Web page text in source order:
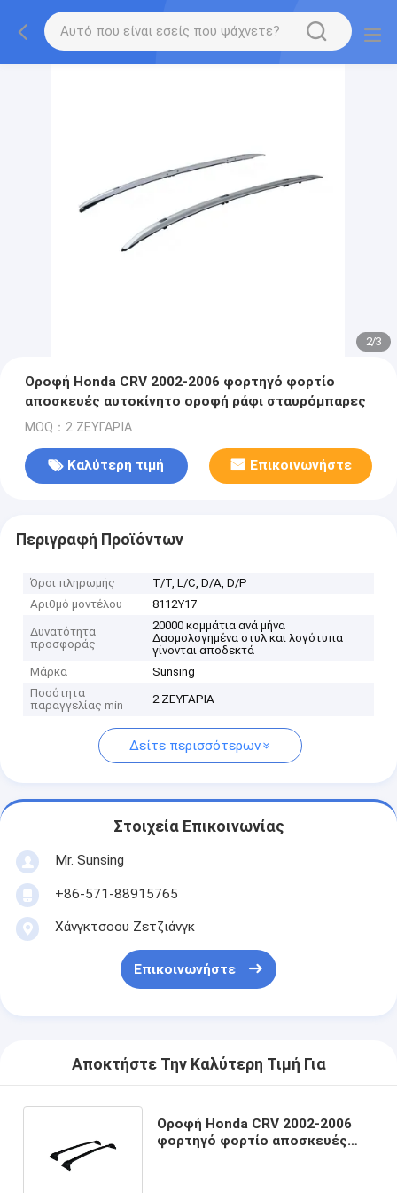
2/3
Οροφή Honda CRV 2002-2006 φορτηγό φορτίο
αποσκευές αυτοκίνητο οροφή ράφι σταυρόμπαρες
MOQ：2 ΖΕΥΓΑΡΙΑ
Καλύτερη τιμή Επικοινωνήστε
Περιγραφή Προϊόντων
Όροι πληρωμής
Τ/Τ, L/C, D/A, D/P
Αριθμό μοντέλου
8112Y17
Δυνατότητα
προσφοράς
20000 κομμάτια ανά μήνα
Δασμολογημένα στυλ και λογότυπα
γίνονται αποδεκτά
Μάρκα
Sunsing
Ποσότητα
παραγγελίας min
2 ΖΕΥΓΑΡΙΑ
Δείτε περισσότερων
Στοιχεία Επικοινωνίας
Mr. Sunsing
+86-571-88915765
Χάνγκτσοου Ζετζιάνγκ
Επικοινωνήστε
Αποκτήστε Την Καλύτερη Τιμή Για
Οροφή Honda CRV 2002-2006
φορτηγό φορτίο αποσκευές